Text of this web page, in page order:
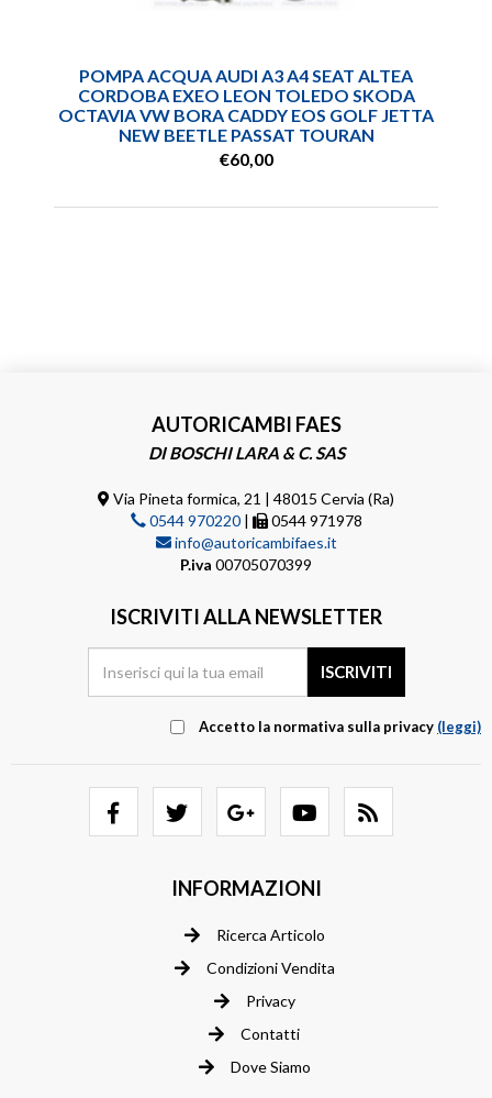
POMPA ACQUA AUDI A3 A4 SEAT ALTEA
CORDOBA EXEO LEON TOLEDO SKODA
OCTAVIA VW BORA CADDY EOS GOLF JETTA
NEW BEETLE PASSAT TOURAN
€60,00
AUTORICAMBI FAES
DI BOSCHI LARA & C. SAS
Via Pineta formica, 21 | 48015 Cervia (Ra)
0544 970220|
0544 971978
info@autoricambifaes.it
P.iva 00705070399
ISCRIVITI ALLA NEWSLETTER
Accetto la normativa sulla privacy (leggi)
INFORMAZIONI
Ricerca Articolo
Condizioni Vendita
Privacy
Contatti
Dove Siamo